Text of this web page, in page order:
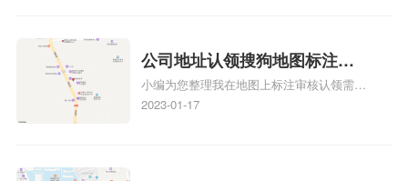
图标注服务中心面的存在。对于一些客户来
说，实体指路人地
公司地址认领搜狗地图标注多
久审核？公司地址认领地图标
注多久审核？
小编为您整理我在地图上标注审核认领需要
多久、我在地图上标注审核认领需要多久
2023-01-17